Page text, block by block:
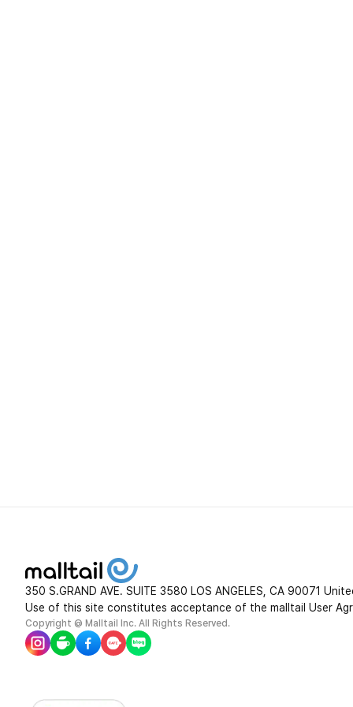
350 S.GRAND AVE. SUITE 3580 LOS ANGELES, CA 90071
Use of this site constitutes acceptance of the malltail User
Copyright @ Malltail Inc. All Rights Reserved.